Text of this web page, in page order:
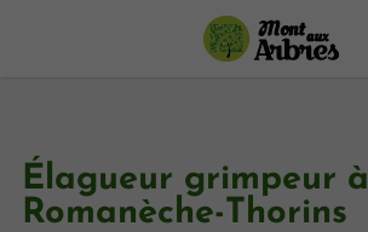
Élagueur grimpeur à
Romanèche-Thorins